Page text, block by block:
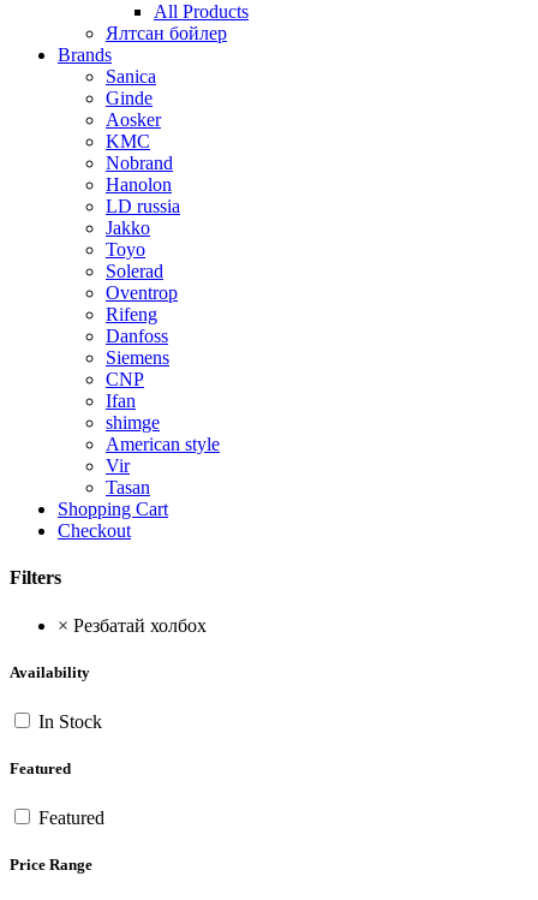
All Products
Ялтсан бойлер
Brands
Sanica
Ginde
Aosker
KMC
Nobrand
Hanolon
LD russia
Jakko
Toyo
Solerad
Oventrop
Rifeng
Danfoss
Siemens
CNP
Ifan
shimge
American style
Vir
Tasan
Shopping Cart
Checkout
Filters
× Резбатай холбох
Availability
In Stock
Featured
Featured
Price Range